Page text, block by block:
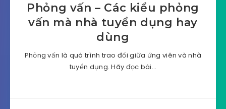
Phỏng vấn – Các kiểu phỏng
vấn mà nhà tuyển dụng hay
dùng
Phỏng vấn là quá trình trao đổi giữa ứng viên và nhà
tuyển dụng. Hãy đọc bài…